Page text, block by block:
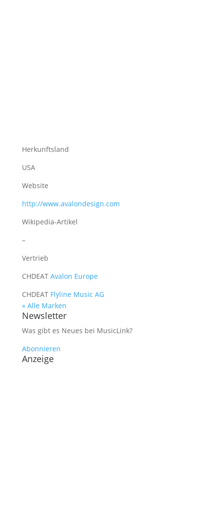
Herkunftsland
USA
Website
http://www.avalondesign.com
Wikipedia-Artikel
–
Vertrieb
CHDEAT Avalon Europe
CHDEAT Flyline Music AG
« Alle Marken
Newsletter
Was gibt es Neues bei MusicLink?
Abonnieren
Anzeige